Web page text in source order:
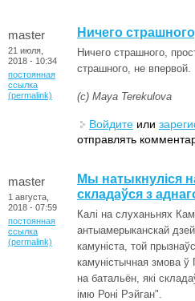
master
21 июля,
2018 - 10:34
постоянная
ссылка
(permalink)
Ничего
Ничего страшного,
страшного, не впервой.
(с) Maya Terekulova
Войдите или
отправлять
master
1 августа,
2018 - 07:59
постоянная
ссылка
(permalink)
Мы натыкнуліся
складаўся з
Калі на слуханьнях
антыамерыканскай
камуніста, той
камуністычная змова ў
на батальён, які
імю Роні Рэйган".